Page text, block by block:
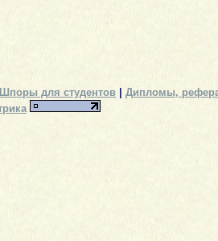
Шпоры для студентов Дипломы,